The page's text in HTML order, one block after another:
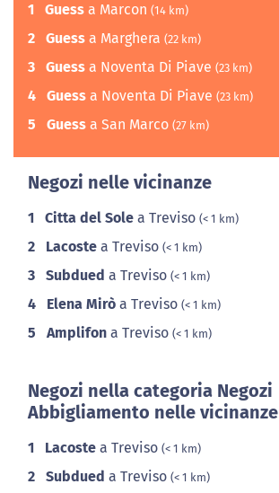
1 Guess a Marcon (14 km)
2 Guess a Marghera (22 km)
3 Guess a Noventa Di Piave (23 km)
4 Guess a Noventa Di Piave (23 km)
5 Guess a San Marco (27 km)
Negozi nelle vicinanze
1 Citta del Sole a Treviso (< 1 km)
2 Lacoste a Treviso (< 1 km)
3 Subdued a Treviso (< 1 km)
4 Elena Mirò a Treviso (< 1 km)
5 Amplifon a Treviso (< 1 km)
Negozi nella categoria Negozi
Abbigliamento nelle vicinanze
1 Lacoste a Treviso (< 1 km)
2 Subdued a Treviso (< 1 km)